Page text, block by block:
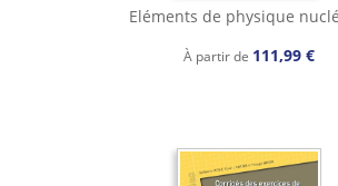
Eléments de physique
À partir de 111,99 €